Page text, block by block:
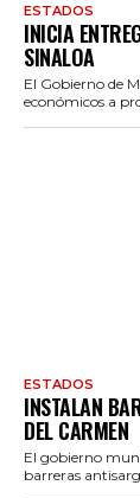
ESTADOS
INICIA
SINALOA
El Gobierno de
económicos a
ESTADOS
INSTALAN
DEL CARMEN
El gobierno
barreras